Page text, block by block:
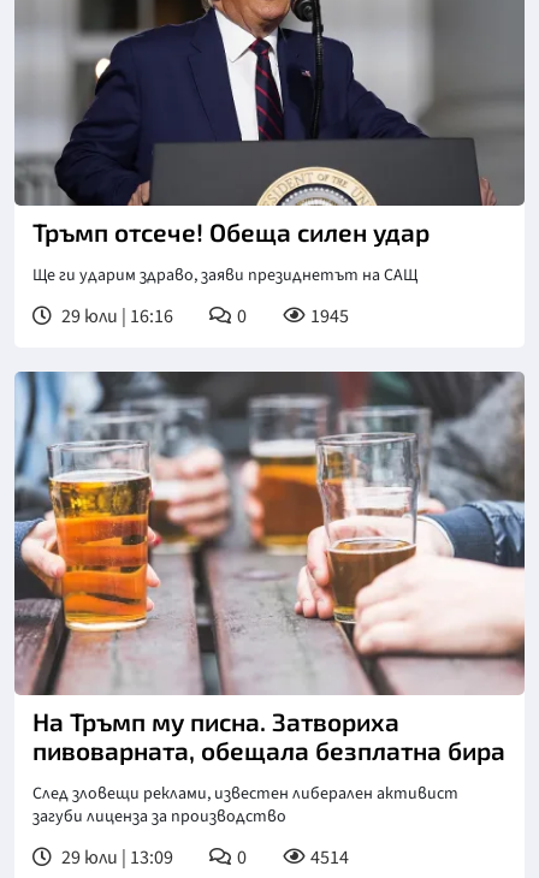
Снимка: ЕПА/БГНЕС
Тръмп отсече! Обеща силен удар
Ще ги ударим здраво, заяви президнетът на САЩ
29 юли | 16:16 0 1945
Снимка: goggle
На Тръмп му писна. Затвориха
пивоварната, обещала безплатна бира
След зловещи реклами, известен либерален активист
загуби лиценза за производство
29 юли | 13:09 0 4514